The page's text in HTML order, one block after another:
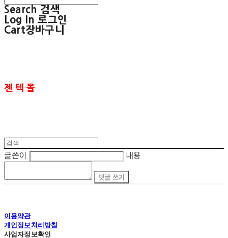
Search 검색
Log In 로그인
Cart장바구니
젠 텍 몰
글쓴이 내용
댓글 쓰기
이용약관
개인정보처리방침
사업자정보확인